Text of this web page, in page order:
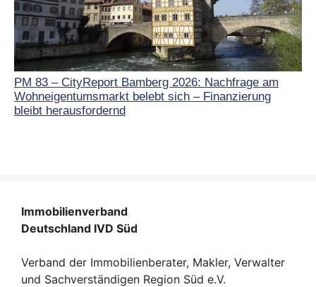
PM 83 – CityReport Bamberg 2026: Nachfrage am
Wohneigentumsmarkt belebt sich – Finanzierung
bleibt herausfordernd
Immobilienverband
Deutschland IVD Süd
Verband der Immobilienberater, Makler, Verwalter
und Sachverständigen Region Süd e.V.